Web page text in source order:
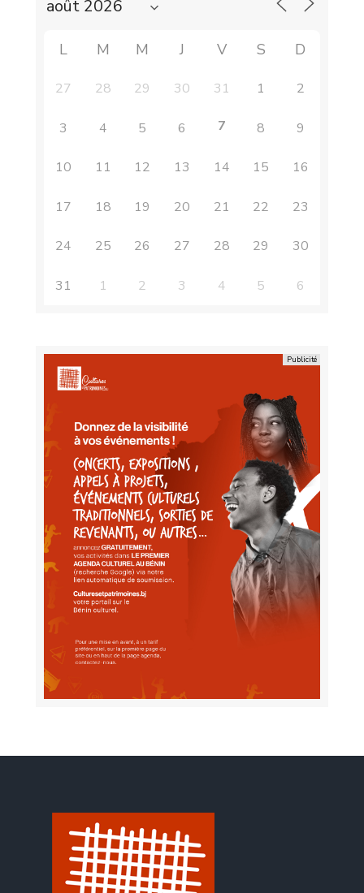
L M M J V S D
27 28 29 30 31 1 2
3 4 5 6 7 8 9
10 11 12 13 14 15 16
17 18 19 20 21 22 23
24 25 26 27 28 29 30
31 1 2 3 4 5 6